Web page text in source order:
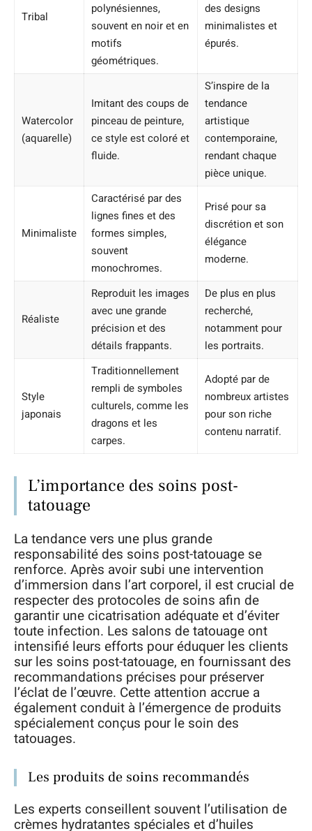
Tribal
polynésiennes,
souvent en noir et en
motifs
géométriques.
des designs
minimalistes et
épurés.
Watercolor
(aquarelle)
Imitant des coups de
pinceau de peinture,
ce style est coloré et
fluide.
S’inspire de la
tendance
artistique
contemporaine,
rendant chaque
pièce unique.
Minimaliste
Caractérisé par des
lignes fines et des
formes simples,
souvent
monochromes.
Prisé pour sa
discrétion et son
élégance
moderne.
Réaliste
Reproduit les images
avec une grande
précision et des
détails frappants.
De plus en plus
recherché,
notamment pour
les portraits.
Style
japonais
Traditionnellement
rempli de symboles
culturels, comme les
dragons et les
carpes.
Adopté par de
nombreux artistes
pour son riche
contenu narratif.
L’importance des soins post-
tatouage
La tendance vers une plus grande
responsabilité des soins post-tatouage se
renforce. Après avoir subi une intervention
d’immersion dans l’art corporel, il est crucial de
respecter des protocoles de soins afin de
garantir une cicatrisation adéquate et d’éviter
toute infection. Les salons de tatouage ont
intensifié leurs efforts pour éduquer les clients
sur les soins post-tatouage, en fournissant des
recommandations précises pour préserver
l’éclat de l’œuvre. Cette attention accrue a
également conduit à l’émergence de produits
spécialement conçus pour le soin des
tatouages.
Les produits de soins recommandés
Les experts conseillent souvent l’utilisation de
crèmes hydratantes spéciales et d’huiles